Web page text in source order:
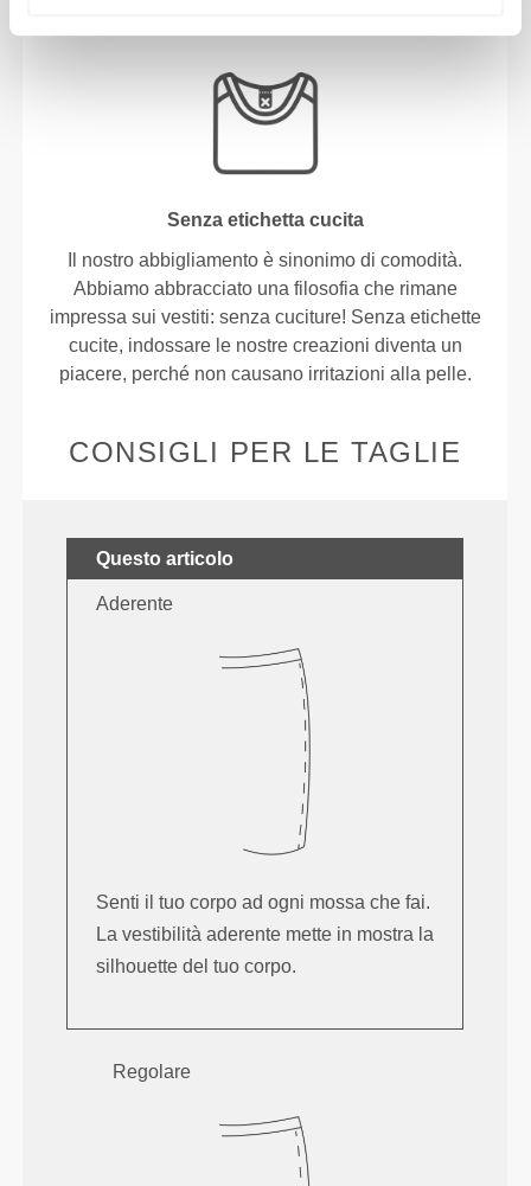
Senza etichetta cucita
Il nostro abbigliamento è sinonimo di comodità.
Abbiamo abbracciato una filosofia che rimane
impressa sui vestiti: senza cuciture! Senza etichette
cucite, indossare le nostre creazioni diventa un
piacere, perché non causano irritazioni alla pelle.
CONSIGLI PER LE TAGLIE
Questo articolo
Aderente
Senti il tuo corpo ad ogni mossa che fai.
La vestibilità aderente mette in mostra la
silhouette del tuo corpo.
Regolare